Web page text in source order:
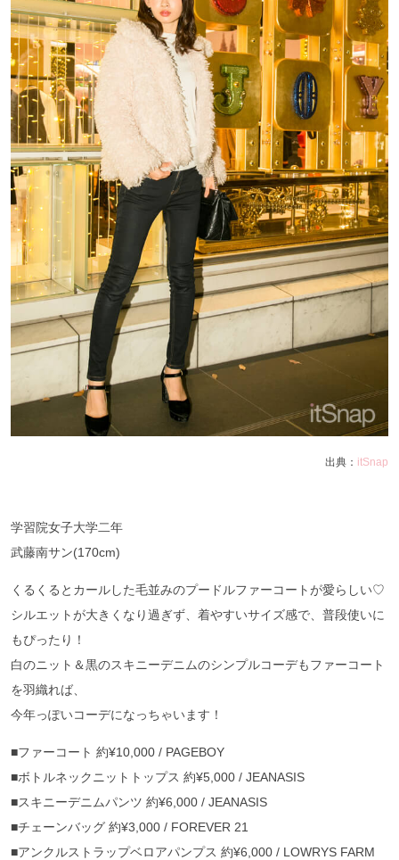
出典： itSnap
学習院女子大学二年
武藤南サン(170cm)
くるくるとカールした毛並みのプードルファーコートが愛らしい♡
シルエットが大きくなり過ぎず、着やすいサイズ感で、普段使いに
もぴったり！
白のニット＆黒のスキニーデニムのシンプルコーデもファーコート
を羽織れば、
今年っぽいコーデになっちゃいます！
■ファーコート 約¥10,000 / PAGEBOY
■ボトルネックニットトップス 約¥5,000 / JEANASIS
■スキニーデニムパンツ 約¥6,000 / JEANASIS
■チェーンバッグ 約¥3,000 / FOREVER 21
■アンクルストラップベロアパンプス 約¥6,000 / LOWRYS FARM